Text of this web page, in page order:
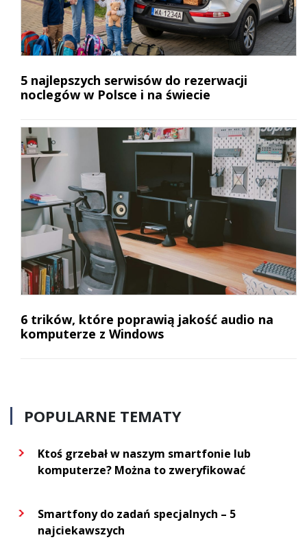
5 najlepszych serwisów do rezerwacji
noclegów w Polsce i na świecie
6 trików, które poprawią jakość audio na
komputerze z Windows
POPULARNE TEMATY
Ktoś grzebał w naszym smartfonie lub
komputerze? Można to zweryfikować
Smartfony do zadań specjalnych – 5
najciekawszych